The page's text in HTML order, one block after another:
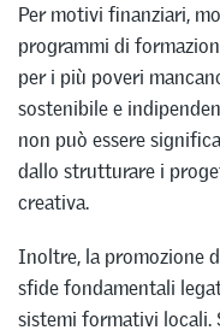
Per motivi finanziari,
programmi di
per i più poveri
sostenibile e
non può essere
dallo strutturare i
creativa.
Inoltre, la promozione
sfide fondamentali
sistemi formativi locali.